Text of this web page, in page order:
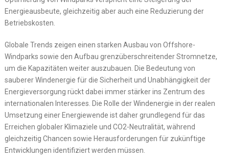
Energieausbeute, gleichzeitig aber auch eine Reduzierung der
Betriebskosten.
Globale Trends zeigen einen starken Ausbau von Offshore-
Windparks sowie den Aufbau grenzüberschreitender Stromnetze,
um die Kapazitäten weiter auszubauen. Die Bedeutung von
sauberer Windenergie für die Sicherheit und Unabhängigkeit der
Energieversorgung rückt dabei immer stärker ins Zentrum des
internationalen Interesses. Die Rolle der Windenergie in der realen
Umsetzung einer Energiewende ist daher grundlegend für das
Erreichen globaler Klimaziele und CO2-Neutralität, während
gleichzeitig Chancen sowie Herausforderungen für zukünftige
Entwicklungen identifiziert werden müssen.